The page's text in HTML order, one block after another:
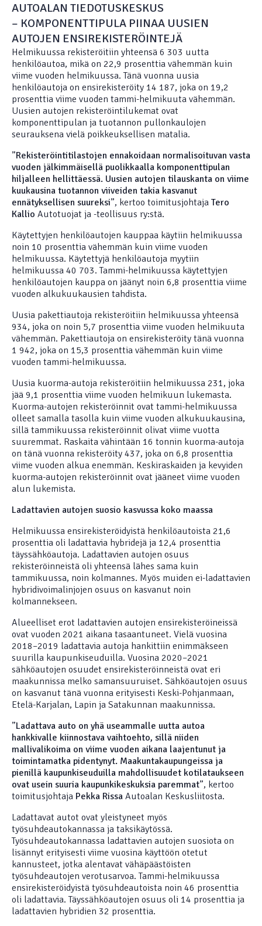
AUTOALAN TIEDOTUSKESKUS
­– KOMPONENTTIPULA PIINAA UUSIEN
AUTOJEN ENSIREKISTERÖINTEJÄ
Helmikuussa rekisteröitiin yhteensä 6 303 uutta
henkilöautoa, mikä on 22,9 prosenttia vähemmän kuin
viime vuoden helmikuussa. Tänä vuonna uusia
henkilöautoja on ensirekisteröity 14 187, joka on 19,2
prosenttia viime vuoden tammi-helmikuuta vähemmän.
Uusien autojen rekisteröintilukemat ovat
komponenttipulan ja tuotannon pullonkaulojen
seurauksena vielä poikkeuksellisen matalia.
”Rekisteröintitilastojen ennakoidaan normalisoituvan vasta
vuoden jälkimmäisellä puolikkaalla komponenttipulan
hiljalleen hellittäessä. Uusien autojen tilauskanta on viime
kuukausina tuotannon viiveiden takia kasvanut
ennätyksellisen suureksi”, kertoo toimitusjohtaja Tero
Kallio Autotuojat ja -teollisuus ry:stä.
Käytettyjen henkilöautojen kauppaa käytiin helmikuussa
noin 10 prosenttia vähemmän kuin viime vuoden
helmikuussa. Käytettyjä henkilöautoja myytiin
helmikuussa 40 703. Tammi-helmikuussa käytettyjen
henkilöautojen kauppa on jäänyt noin 6,8 prosenttia viime
vuoden alkukuukausien tahdista.
Uusia pakettiautoja rekisteröitiin helmikuussa yhteensä
934, joka on noin 5,7 prosenttia viime vuoden helmikuuta
vähemmän. Pakettiautoja on ensirekisteröity tänä vuonna
1 942, joka on 15,3 prosenttia vähemmän kuin viime
vuoden tammi-helmikuussa.
Uusia kuorma-autoja rekisteröitiin helmikuussa 231, joka
jää 9,1 prosenttia viime vuoden helmikuun lukemasta.
Kuorma-autojen rekisteröinnit ovat tammi-helmikuussa
olleet samalla tasolla kuin viime vuoden alkukuukausina,
sillä tammikuussa rekisteröinnit olivat viime vuotta
suuremmat. Raskaita vähintään 16 tonnin kuorma-autoja
on tänä vuonna rekisteröity 437, joka on 6,8 prosenttia
viime vuoden alkua enemmän. Keskiraskaiden ja kevyiden
kuorma-autojen rekisteröinnit ovat jääneet viime vuoden
alun lukemista.
Ladattavien autojen suosio kasvussa koko maassa
Helmikuussa ensirekisteröidyistä henkilöautoista 21,6
prosenttia oli ladattavia hybridejä ja 12,4 prosenttia
täyssähköautoja. Ladattavien autojen osuus
rekisteröinneistä oli yhteensä lähes sama kuin
tammikuussa, noin kolmannes. Myös muiden ei-ladattavien
hybridivoimalinjojen osuus on kasvanut noin
kolmannekseen.
Alueelliset erot ladattavien autojen ensirekisteröineissä
ovat vuoden 2021 aikana tasaantuneet. Vielä vuosina
2018–2019 ladattavia autoja hankittiin enimmäkseen
suurilla kaupunkiseuduilla. Vuosina 2020–2021
sähköautojen osuudet ensirekisteröinneistä ovat eri
maakunnissa melko samansuuruiset. Sähköautojen osuus
on kasvanut tänä vuonna erityisesti Keski-Pohjanmaan,
Etelä-Karjalan, Lapin ja Satakunnan maakunnissa.
”Ladattava auto on yhä useammalle uutta autoa
hankkivalle kiinnostava vaihtoehto, sillä niiden
mallivalikoima on viime vuoden aikana laajentunut ja
toimintamatka pidentynyt. Maakuntakaupungeissa ja
pienillä kaupunkiseuduilla mahdollisuudet kotilataukseen
ovat usein suuria kaupunkikeskuksia paremmat”, kertoo
toimitusjohtaja Pekka Rissa Autoalan Keskusliitosta.
Ladattavat autot ovat yleistyneet myös
työsuhdeautokannassa ja taksikäytössä.
Työsuhdeautokannassa ladattavien autojen suosiota on
lisännyt erityisesti viime vuosina käyttöön otetut
kannusteet, jotka alentavat vähäpäästöisten
työsuhdeautojen verotusarvoa. Tammi-helmikuussa
ensirekisteröidyistä työsuhdeautoista noin 46 prosenttia
oli ladattavia. Täyssähköautojen osuus oli 14 prosenttia ja
ladattavien hybridien 32 prosenttia.